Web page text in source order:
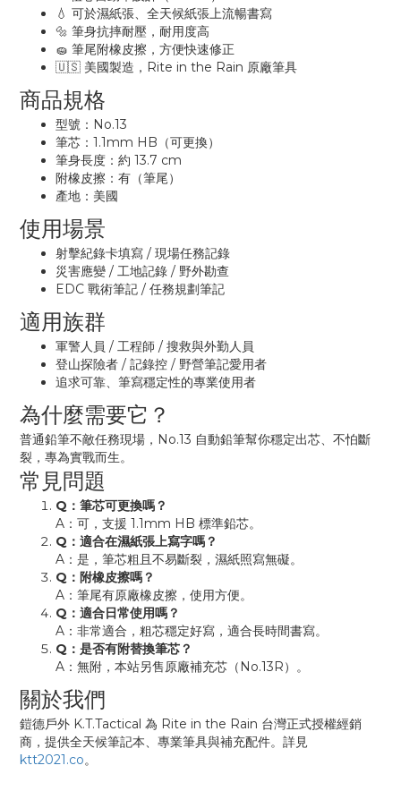
💧 可於濕紙張、全天候紙張上流暢書寫
🔩 筆身抗摔耐壓，耐用度高
🧽 筆尾附橡皮擦，方便快速修正
🇺🇸 美國製造，Rite in the Rain 原廠筆具
商品規格
型號：No.13
筆芯：1.1mm HB（可更換）
筆身長度：約 13.7 cm
附橡皮擦：有（筆尾）
產地：美國
使用場景
射擊紀錄卡填寫 / 現場任務記錄
災害應變 / 工地記錄 / 野外勘查
EDC 戰術筆記 / 任務規劃筆記
適用族群
軍警人員 / 工程師 / 搜救與外勤人員
登山探險者 / 記錄控 / 野營筆記愛用者
追求可靠、筆寫穩定性的專業使用者
為什麼需要它？
普通鉛筆不敵任務現場，No.13 自動鉛筆幫你穩定出芯、不怕斷
裂，專為實戰而生。
常見問題
Q：筆芯可更換嗎？
A：可，支援 1.1mm HB 標準鉛芯。
Q：適合在濕紙張上寫字嗎？
A：是，筆芯粗且不易斷裂，濕紙照寫無礙。
Q：附橡皮擦嗎？
A：筆尾有原廠橡皮擦，使用方便。
Q：適合日常使用嗎？
A：非常適合，粗芯穩定好寫，適合長時間書寫。
Q：是否有附替換筆芯？
A：無附，本站另售原廠補充芯（No.13R）。
關於我們
鎧德戶外 K.T.Tactical 為 Rite in the Rain 台灣正式授權經銷
商，提供全天候筆記本、專業筆具與補充配件。詳見
ktt2021.co。